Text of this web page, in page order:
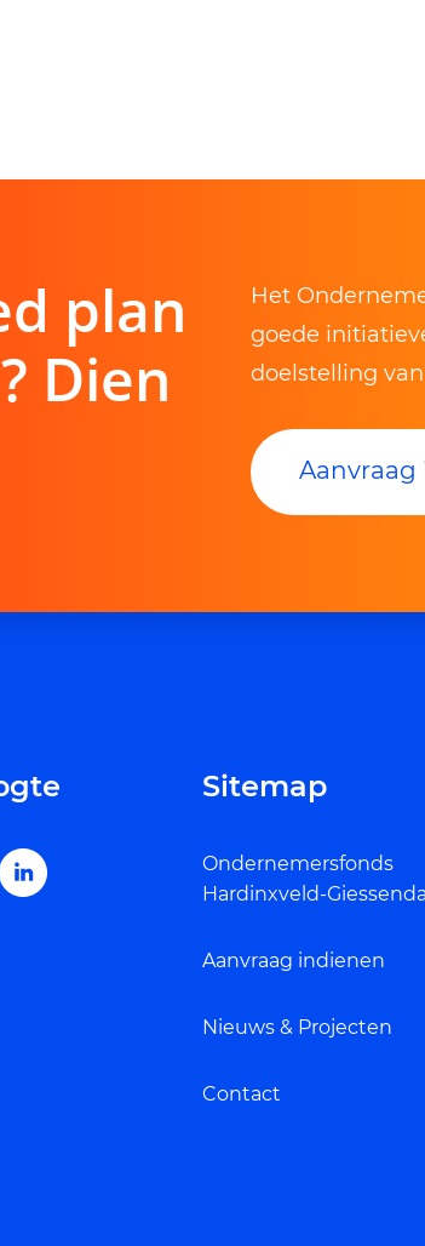
plan
Dien
Het
goede
doelstelling
Sitemap
Ondernemersfonds
Hardinxveld-
Aanvraag indienen
Nieuws & Projecten
Contact